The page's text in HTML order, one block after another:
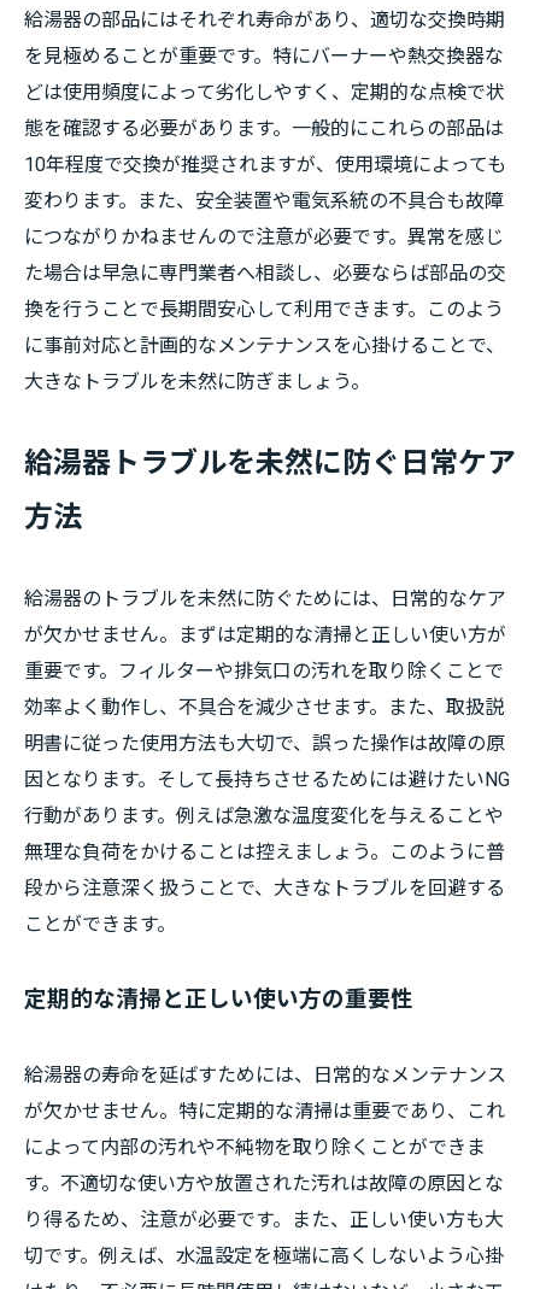
給湯器の部品にはそれぞれ寿命があり、適切な交換時期
を見極めることが重要です。特にバーナーや熱交換器な
どは使用頻度によって劣化しやすく、定期的な点検で状
態を確認する必要があります。一般的にこれらの部品は
10年程度で交換が推奨されますが、使用環境によっても
変わります。また、安全装置や電気系統の不具合も故障
につながりかねませんので注意が必要です。異常を感じ
た場合は早急に専門業者へ相談し、必要ならば部品の交
換を行うことで長期間安心して利用できます。このよう
に事前対応と計画的なメンテナンスを心掛けることで、
大きなトラブルを未然に防ぎましょう。
給湯器トラブルを未然に防ぐ日常ケア
方法
給湯器のトラブルを未然に防ぐためには、日常的なケア
が欠かせません。まずは定期的な清掃と正しい使い方が
重要です。フィルターや排気口の汚れを取り除くことで
効率よく動作し、不具合を減少させます。また、取扱説
明書に従った使用方法も大切で、誤った操作は故障の原
因となります。そして長持ちさせるためには避けたいNG
行動があります。例えば急激な温度変化を与えることや
無理な負荷をかけることは控えましょう。このように普
段から注意深く扱うことで、大きなトラブルを回避する
ことができます。
定期的な清掃と正しい使い方の重要性
給湯器の寿命を延ばすためには、日常的なメンテナンス
が欠かせません。特に定期的な清掃は重要であり、これ
によって内部の汚れや不純物を取り除くことができま
す。不適切な使い方や放置された汚れは故障の原因とな
り得るため、注意が必要です。また、正しい使い方も大
切です。例えば、水温設定を極端に高くしないよう心掛